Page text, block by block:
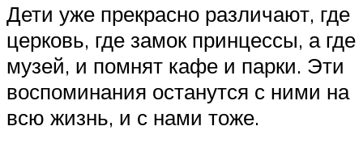
Дети уже прекрасно различают, где
церковь, где замок принцессы, а где
музей, и помнят кафе и парки. Эти
воспоминания останутся с ними на
всю жизнь, и с нами тоже.